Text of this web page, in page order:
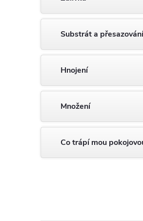
Substrát a přesazování
Hnojení
Množení
Co trápí mou